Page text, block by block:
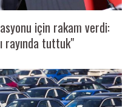
için rakam verdi:
rayında tuttuk"